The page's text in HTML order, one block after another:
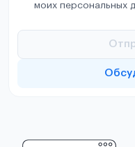
моих персональных